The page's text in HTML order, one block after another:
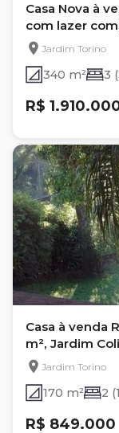
Casa Nova à
com lazer
Tavares.
Jardim Torino
340 m² 3
R$
Casa à venda
m², Jardim
Jardim Torino
170 m² 2
R$ 849.000